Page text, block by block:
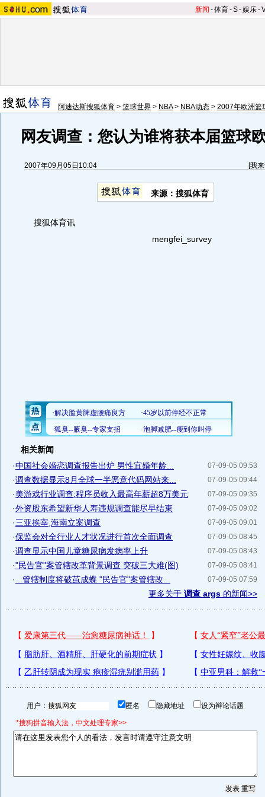
新闻 -体育-S-娱乐-
阿迪达斯搜狐体育 > 篮球世界 > NBA> NBA动态 > 2007年欧洲篮
网友调查：您认为谁将获本届篮球
2007年09月05日10:04 [我
来源：搜狐体育
搜狐体育讯
mengfei_survey
相关新闻
07-09-05 09:53
·中国社会婚恋调查报告出炉 男性宜婚年龄...
07-09-05 09:44
·调查数据显示8月全球一半恶意代码网站来...
07-09-05 09:35
·美游戏行业调查:程序员收入最高年薪超8万美元
07-09-05 09:02
·外资股东希望新华人寿违规调查能尽早结束
07-09-05 09:01
·三亚挨宰,海南立案调查
07-09-05 08:45
·保监会对全行业人才状况进行首次全面调查
07-09-05 08:43
·调查显示中国儿童糖尿病发病率上升
07-09-05 08:41
·"民告官"案管辖改革背景调查 突破三大难(图)
07-09-05 07:59
·
...管辖制度将破茧成蝶 "民告官"案管辖改...
更多关于 调查 args 的新闻>>
用户： 匿名 隐藏地址 设为辩论话题
*搜狗拼音输入法，中文处理专家>>